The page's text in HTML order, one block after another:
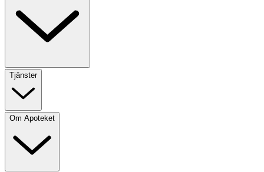
Tjänster
Om Apoteket